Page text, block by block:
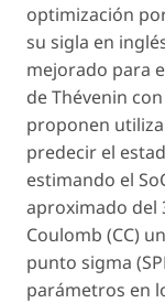
optimización
su sigla en
mejorado para
de Thévenin
proponen
predecir el
estimando el
aproximado del
Coulomb (CC)
punto sigma
parámetros en